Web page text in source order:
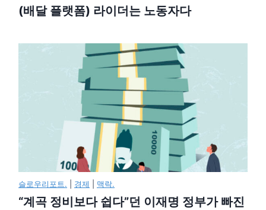
(배달 플랫폼) 라이더는 노동자다
슬로우리포트. 경제 맥락.
“계곡 정비보다 쉽다”던 이재명 정부가 빠진